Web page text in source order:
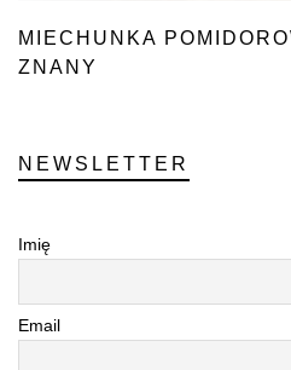
MIECHUNKA
ZNANY
NEWSLETTER
Imię
Email